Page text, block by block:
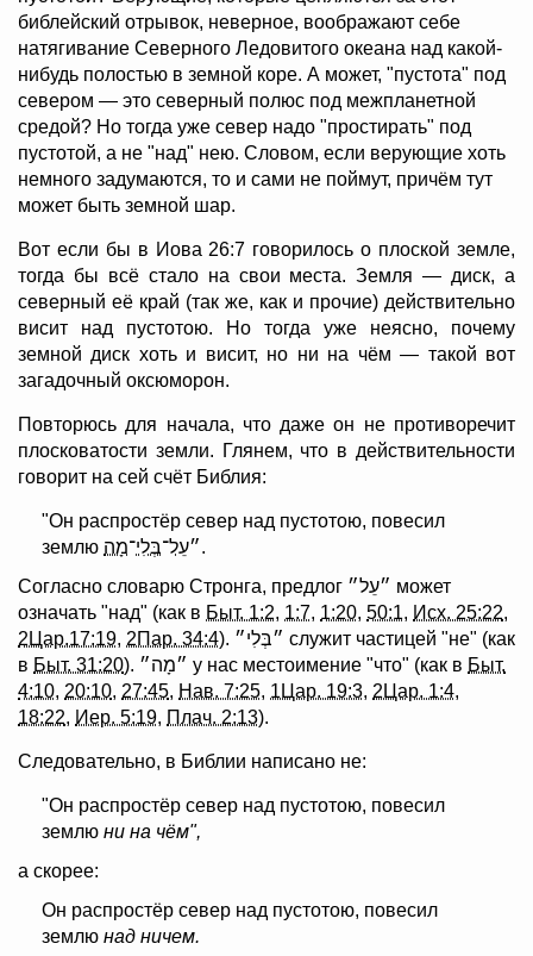
библейский отрывок, неверное, воображают себе
натягивание Северного Ледовитого океана над какой-
нибудь полостью в земной коре. А может, "пустота" под
севером — это северный полюс под межпланетной
средой? Но тогда уже север надо "простирать" под
пустотой, а не "над" нею. Словом, если верующие хоть
немного задумаются, то и сами не поймут, причём тут
может быть земной шар.
Вот если бы в Иова 26:7 говорилось о плоской земле,
тогда бы всё стало на свои места. Земля — диск, а
северный её край (так же, как и прочие) действительно
висит над пустотою. Но тогда уже неясно, почему
земной диск хоть и висит, но ни на чём — такой вот
загадочный оксюморон.
Повторюсь для начала, что даже он не противоречит
плосковатости земли. Глянем, что в действительности
говорит на сей счёт Библия:
"Он распростёр север над пустотою, повесил
землю ״עֵל־בְּלִי־מָה
.
Согласно словарю Стронга, предлог ״עֵל״ может
означать "над" (как в Быт. 1:2, 1:7, 1:20, 50:1, Исх. 25:22,
2Цар.17:19, 2Пар. 34:4). ״בְּלִי״ служит частицей "не" (как
в Быт. 31:20 ). ״מָה״ у нас местоимение "что" (как в Быт.
4:10, 20:10, 27:45, Нав. 7:25, 1Цар. 19:3, 2Цар. 1:4,
18:22, Иер. 5:19, Плач. 2:13).
Следовательно, в Библии написано не:
"Он распростёр север над пустотою, повесил
землю ни на чём",
а скорее:
Он распростёр север над пустотою, повесил
землю над ничем.